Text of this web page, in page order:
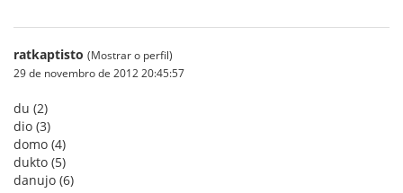
ratkaptisto (Mostrar o perfil)
29 de novembro de 2012 20:45:57
du (2)
dio (3)
domo (4)
dukto (5)
danujo (6)